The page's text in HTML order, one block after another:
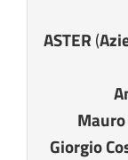
ASTER (
Giorgio